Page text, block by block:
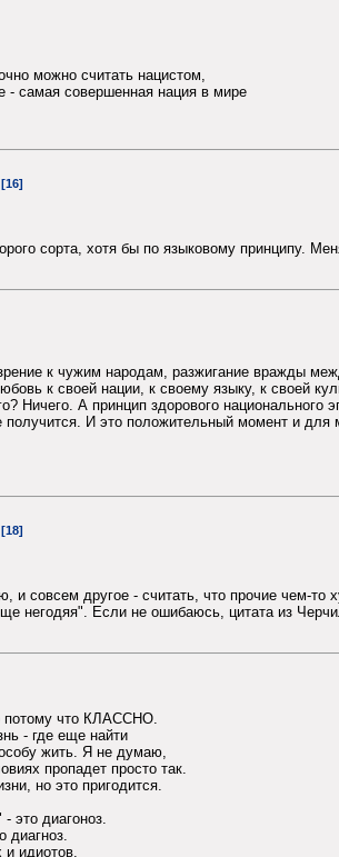
можно считать нацистом,
- самая совершенная нация в мире
[16]
сорта, хотя бы по языковому принципу.
к чужим народам, разжигание вражды
к своей нации, к своему языку, к своей
Ничего. А принцип здорового
получится. И это положительный момент и
[18]
совсем другое - считать, что прочие чем-то
негодяя". Если не ошибаюсь, цитата из
потому что КЛАССНО.
- где еще найти
жить. Я не думаю,
пропадет просто так.
но это пригодится.
это диагоноз.
диагноз.
идиотов.